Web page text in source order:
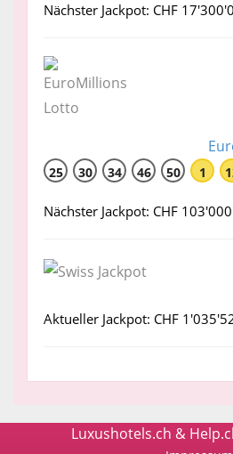
Nächster Jackpot: CHF
25 30 34 46 50 1
Nächster Jackpot: CHF
Aktueller Jackpot: CHF
Luxushotels.ch &